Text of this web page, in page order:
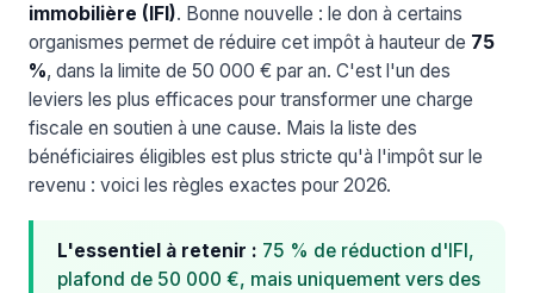
immobilière (IFI). Bonne nouvelle : le don à certains
organismes permet de réduire cet impôt à hauteur de 75
%, dans la limite de 50 000 € par an. C'est l'un des
leviers les plus efficaces pour transformer une charge
fiscale en soutien à une cause. Mais la liste des
bénéficiaires éligibles est plus stricte qu'à l'impôt sur le
revenu : voici les règles exactes pour 2026.
L'essentiel à retenir : 75 % de réduction d'IFI,
plafond de 50 000 €, mais uniquement vers des